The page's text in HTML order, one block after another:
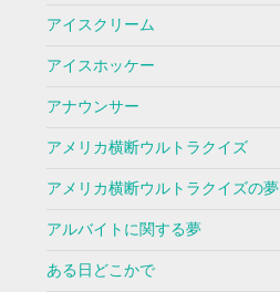
アイスクリーム
アイスホッケー
アナウンサー
アメリカ横断ウルトラクイズ
アメリカ横断ウルトラクイズの夢
アルバイトに関する夢
ある日どこかで